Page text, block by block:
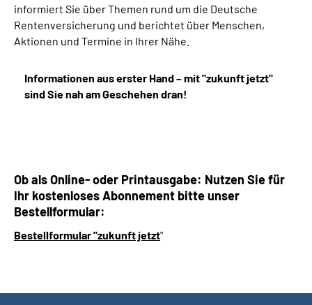
informiert Sie über Themen rund um die Deutsche
Rentenversicherung und berichtet über Menschen,
Aktionen und Termine in Ihrer Nähe.
Informationen aus erster Hand – mit "zukunft jetzt"
sind Sie nah am Geschehen dran!
Ob als Online- oder Printausgabe: Nutzen Sie für
Ihr kostenloses Abonnement bitte unser
Bestellformular:
Bestellformular "zukunft jetzt"